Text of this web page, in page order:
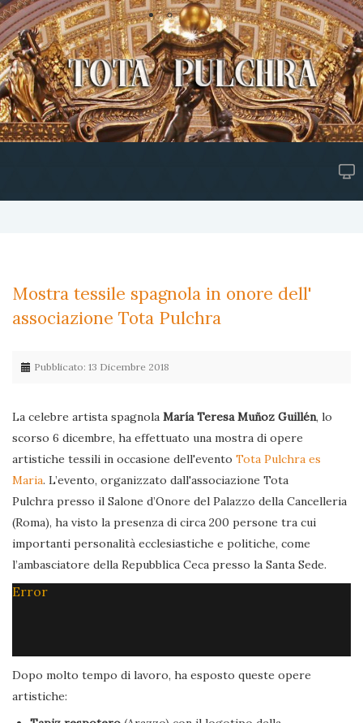
Mostra tessile spagnola in onore dell'
associazione Tota Pulchra
Pubblicato: 13 Dicembre 2018
La celebre artista spagnola María Teresa Muñoz Guillén, lo
scorso 6 dicembre, ha effettuato una mostra di opere
artistiche tessili in occasione dell'evento Tota Pulchra es
Maria. L’evento, organizzato dall'associazione Tota
Pulchra presso il Salone d’Onore del Palazzo della Cancelleria
(Roma), ha visto la presenza di circa 200 persone tra cui
importanti personalità ecclesiastiche e politiche, come
l’ambasciatore della Repubblica Ceca presso la Santa Sede.
Error
Dopo molto tempo di lavoro, ha esposto queste opere
artistiche: